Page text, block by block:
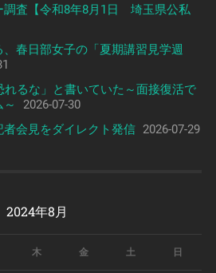
調査【令和8年8月1日 埼玉県公私
春日部女子の「夏期講習見学週
れるな」と書いていた～面接復活で
2026-07-30
会見をダイレクト発信 2026-07-29
2024年8月
木 金 土 日